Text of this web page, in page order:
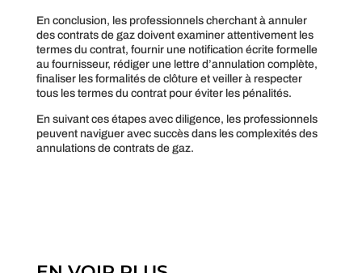
En conclusion, les professionnels cherchant à annuler
des contrats de gaz doivent examiner attentivement les
termes du contrat, fournir une notification écrite formelle
au fournisseur, rédiger une lettre d’annulation complète,
finaliser les formalités de clôture et veiller à respecter
tous les termes du contrat pour éviter les pénalités.
En suivant ces étapes avec diligence, les professionnels
peuvent naviguer avec succès dans les complexités des
annulations de contrats de gaz.